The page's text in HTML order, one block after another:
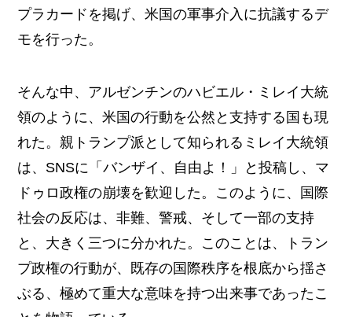
プラカードを掲げ、米国の軍事介入に抗議するデ
モを行った。
そんな中、アルゼンチンのハビエル・ミレイ大統
領のように、米国の行動を公然と支持する国も現
れた。親トランプ派として知られるミレイ大統領
は、SNSに「バンザイ、自由よ！」と投稿し、マ
ドゥロ政権の崩壊を歓迎した。このように、国際
社会の反応は、非難、警戒、そして一部の支持
と、大きく三つに分かれた。このことは、トラン
プ政権の行動が、既存の国際秩序を根底から揺さ
ぶる、極めて重大な意味を持つ出来事であったこ